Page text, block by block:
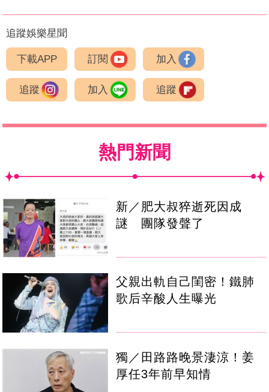
追蹤娛樂星聞
下載APP 訂閱 加入
追蹤 加入 追蹤
熱門新聞
新／肥大叔猝逝死因成
謎 團隊發聲了
父親出軌自己閨密！鐵肺
歌后辛酸人生曝光
獨／田路路晚景淒涼！姜
厚任3年前早知情